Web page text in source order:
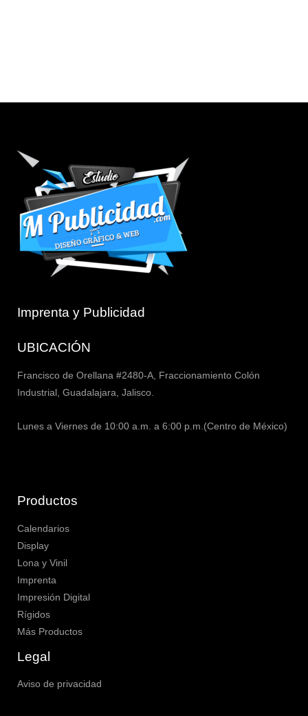
Imprenta y Publicidad
UBICACIÓN
Francisco de Orellana #2480-A, Fraccionamiento Colón
Industrial, Guadalajara, Jalisco.
Lunes a Viernes de 10:00 a.m. a 6:00 p.m.(Centro de México)
Productos
Calendarios
Display
Lona y Vinil
Imprenta
Impresión Digital
Rígidos
Más Productos
Legal
Aviso de privacidad